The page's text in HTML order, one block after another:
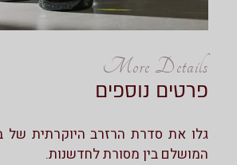
More Details
פרטים נוספים
גלו את סדרת הרזרב היוקרתית
המושלם בין מסורת לחדשנות.